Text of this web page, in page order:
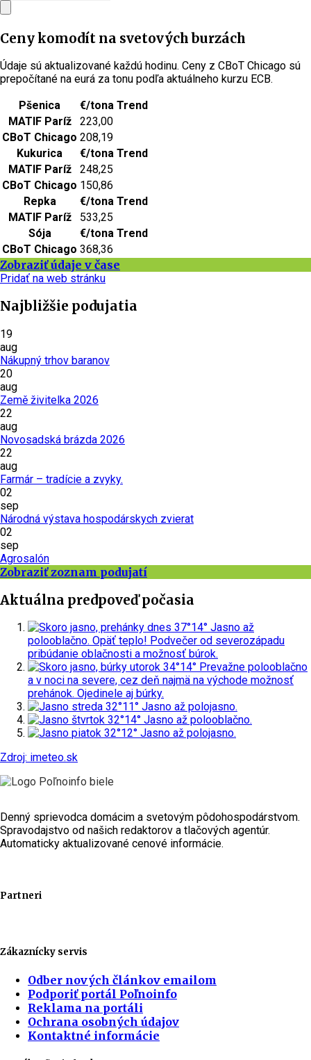
Ceny komodít na svetových burzách
Údaje sú aktualizované každú hodinu. Ceny z CBoT Chicago sú
prepočítané na eurá za tonu podľa aktuálneho kurzu ECB.
Pšenica
€/tona Trend
MATIF Paríž
223,00
CBoT Chicago 208,19
Kukurica
€/tona Trend
MATIF Paríž
248,25
CBoT Chicago 150,86
Repka
€/tona Trend
MATIF Paríž
533,25
Sója
€/tona Trend
CBoT Chicago 368,36
Zobraziť údaje v čase
Pridať na web stránku
Najbližšie podujatia
19
aug
Nákupný trhov baranov
20
aug
Země živitelka 2026
22
aug
Novosadská brázda 2026
22
aug
Farmár – tradície a zvyky.
02
sep
Národná výstava hospodárskych zvierat
02
sep
Agrosalón
Zobraziť zoznam podujatí
Aktuálna predpoveď počasia
dnes 37°14° Jasno až
polooblačno. Opäť teplo! Podvečer od severozápadu
pribúdanie oblačnosti a možnosť búrok.
utorok 34°14° Prevažne polooblačno
a v noci na severe, cez deň najmä na východe možnosť
prehánok. Ojedinele aj búrky.
streda 32°11° Jasno až polojasno.
štvrtok 32°14° Jasno až polooblačno.
piatok 32°12° Jasno až polojasno.
Zdroj: imeteo.sk
Denný sprievodca domácim a svetovým pôdohospodárstvom.
Spravodajstvo od našich redaktorov a tlačových agentúr.
Automaticky aktualizované cenové informácie.
Partneri
Zákaznícky servis
Odber nových článkov emailom
Podporiť portál Poľnoinfo
Reklama na portáli
Ochrana osobných údajov
Kontaktné informácie